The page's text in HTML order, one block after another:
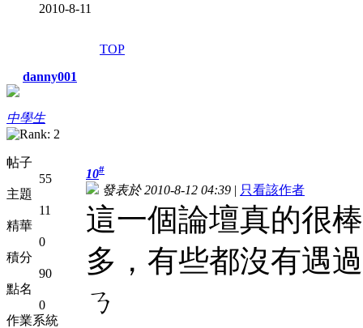
2010-8-11
TOP
danny001
中學生
帖子
55
主題
11
精華
0
積分
90
點名
0
作業系統
10#
發表於 2010-8-12 04:39 | 只看該作者
這一個論壇真的很
多，有些都沒有遇
ㄋ